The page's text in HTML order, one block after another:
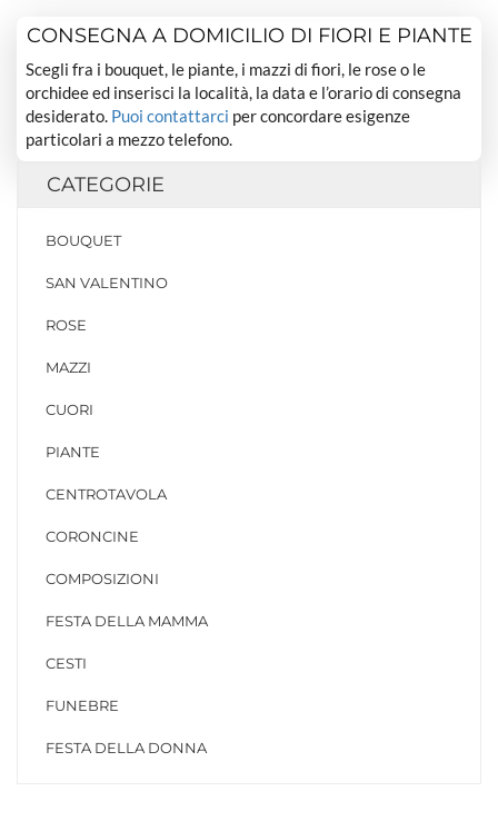
CONSEGNA A DOMICILIO DI FIORI E PIANTE
Scegli fra i bouquet, le piante, i mazzi di fiori, le rose o le
orchidee ed inserisci la località, la data e l’orario di consegna
desiderato. Puoi contattarci per concordare esigenze
particolari a mezzo telefono.
CATEGORIE
BOUQUET
SAN VALENTINO
ROSE
MAZZI
CUORI
PIANTE
CENTROTAVOLA
CORONCINE
COMPOSIZIONI
FESTA DELLA MAMMA
CESTI
FUNEBRE
FESTA DELLA DONNA